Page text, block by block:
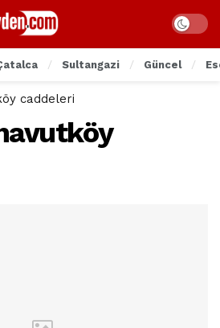
Sultangazi Güncel
caddeleri